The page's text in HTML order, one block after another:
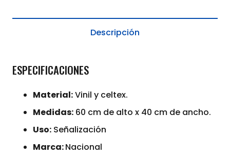
60x40
Descripción
ESPECIFICACIONES
Material:Vinil y celtex.
Medidas: 60 cm de alto x 40 cm de ancho.
Uso: Señalización
Marca:Nacional